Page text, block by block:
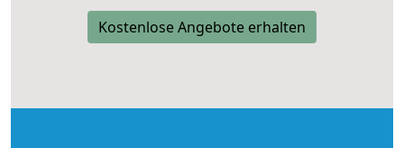
Kostenlose Angebote erhalten